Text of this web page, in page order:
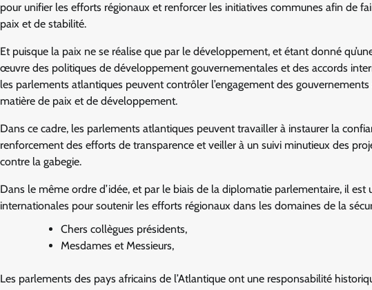
pour unifier les efforts régionaux et renforcer les initiatives communes afin de
paix et de stabilité.
Et puisque la paix ne se réalise que par le développement, et étant donné
œuvre des politiques de développement gouvernementales et des accords
les parlements atlantiques peuvent contrôler l’engagement des
matière de paix et de développement.
Dans ce cadre, les parlements atlantiques peuvent travailler à instaurer la
renforcement des efforts de transparence et veiller à un suivi minutieux des
contre la gabegie.
Dans le même ordre d’idée, et par le biais de la diplomatie parlementaire, il
internationales pour soutenir les efforts régionaux dans les domaines de la
Chers collègues présidents,
Mesdames et Messieurs,
Les parlements des pays africains de l’Atlantique ont une responsabilité